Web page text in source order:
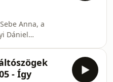
az
fontos lehet
kurzus és
hivatás.
Anna, a
Dániel
pályakezdő
mire
- Így